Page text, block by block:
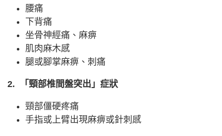
腰痛
下背痛
坐骨神經痛、麻痹
肌肉麻木感
腿或腳掌麻痹、刺痛
2. 「頸部椎間盤突出」症狀
頸部僵硬疼痛
手指或上臂出現麻痹或針刺感